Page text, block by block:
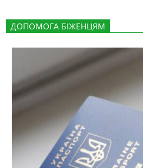
ДОПОМОГА БІЖЕНЦЯМ